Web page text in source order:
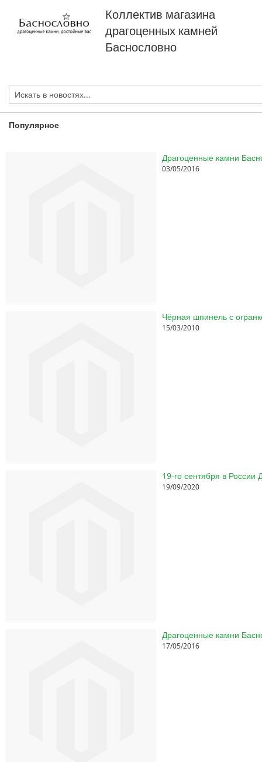
Коллектив магазина
драгоценных камней
Баснословно
Популярное
03/05/2016
Чёрная шпинель с
15/03/2010
19-го сентября в
19/09/2020
17/05/2016